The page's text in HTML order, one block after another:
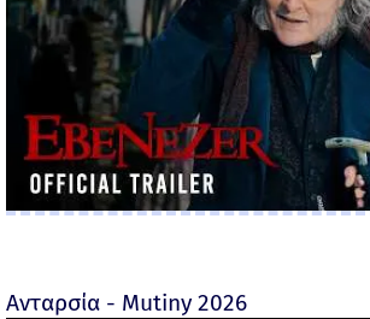
Ανταρσία - Mutiny 2026